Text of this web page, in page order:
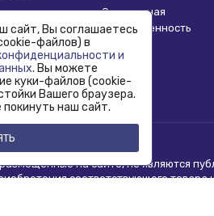
и другие
Социальная
ответственность
Все права защищены.
на сайте, не являются
соответствующего товара
сайт, Вы соглашаетесь
файлов) в
и
. Вы можете
куки-файлов (cookie-
Вашего браузера.
наш сайт.